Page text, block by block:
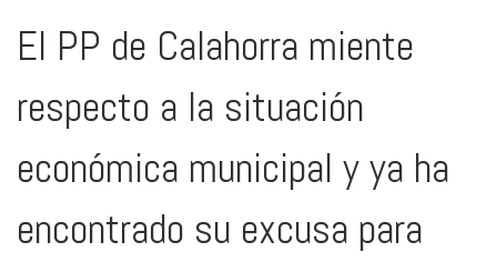
El PP de Calahorra miente
respecto a la situación
económica municipal y ya ha
encontrado su excusa para